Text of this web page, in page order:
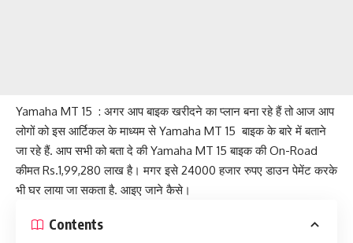
Yamaha MT 15 : अगर आप बाइक खरीदने का प्लान बना रहे हैं तो आज आप
लोगों को इस आर्टिकल के माध्यम से Yamaha MT 15 बाइक के बारे में बताने
जा रहे हैं. आप सभी को बता दे की Yamaha MT 15 बाइक की On-Road
कीमत Rs.1,99,280 लाख है। मगर इसे 24000 हजार रुपए डाउन पेमेंट करके
भी घर लाया जा सकता है. आइए जाने कैसे।
Contents